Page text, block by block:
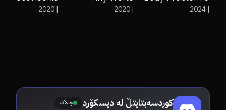
|
2024
|
2020
|
2020
کوردسەبتایتڵ لە دیسکۆرد چالاک